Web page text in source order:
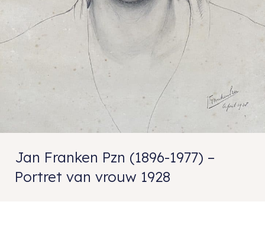
Jan Franken Pzn (1896-1977) –
Portret van vrouw 1928